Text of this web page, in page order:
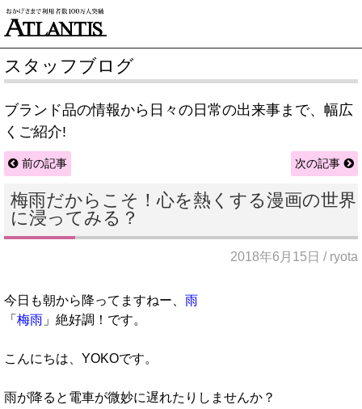
スタッフブログ
ブランド品の情報から日々の日常の出来事まで、幅広
くご紹介!
前の記事 次の記事
梅雨だからこそ！心を熱くする漫画の世界
に浸ってみる？
2018年6月15日 / ryota
今日も朝から降ってますねー、 雨
「 梅雨 」絶好調！です。
こんにちは、YOKOです。
雨が降ると電車が微妙に遅れたりしませんか？